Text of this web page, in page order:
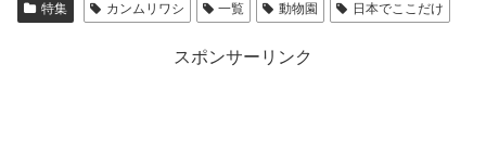
特集 カンムリワシ 一覧 動物園 日本でここだけ
スポンサーリンク